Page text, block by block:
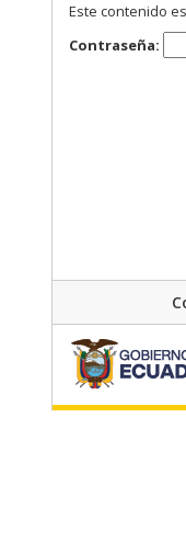
Este contenido
Contraseña: